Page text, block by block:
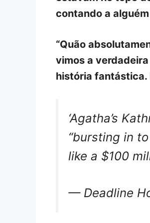
contando a alguém
“Quão
vimos a verdadeira
história fantástica.
‘Agatha’s
“bursting in
like a $100
— Deadline